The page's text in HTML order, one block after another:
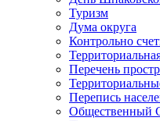
Туризм
Дума округа
Контрольно
Перечень
Перепись
Общественный